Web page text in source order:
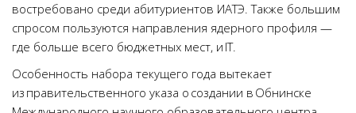
востребовано среди абитуриентов ИАТЭ. Также большим
спросом пользуются направления ядерного профиля —
где больше всего бюджетных мест, и IT.
Особенность набора текущего года вытекает
из правительственного указа о создании в Обнинске